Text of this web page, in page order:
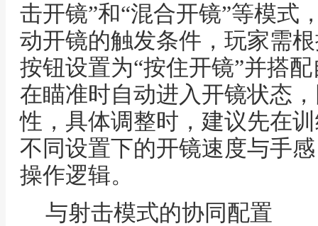
击开镜”和“混合开镜”等模式
动开镜的触发条件，玩家需
按钮设置为“按住开镜”并搭
在瞄准时自动进入开镜状态
性，具体调整时，建议先在
不同设置下的开镜速度与手
操作逻辑。
与射击模式的协同配置